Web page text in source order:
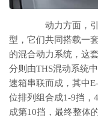
动力方面，引
型，它们共同搭载一
的混合动力系统，这
分则由THS混动系统
速箱串联而成，其中
位排列组合成1-9挡，
成第10挡，最终整体